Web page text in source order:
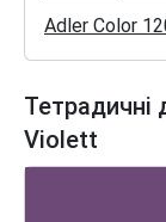
Adler Color
Тетрадичні
Violett